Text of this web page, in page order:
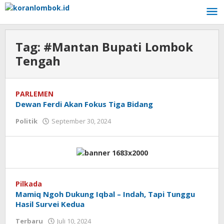
Lewati
konten
Tag: #Mantan Bupati Lombok
Tengah
PARLEMEN
Dewan Ferdi Akan Fokus Tiga Bidang
Politik September 30, 2024
Pilkada
Mamiq Ngoh Dukung Iqbal – Indah, Tapi Tunggu
Hasil Survei Kedua
Terbaru Juli 10, 2024